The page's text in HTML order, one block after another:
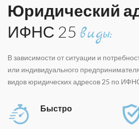
Юридический
ИФНС 25 виды:
В зависимости от ситуации и
или индивидуального
видов юридических адресов 25 по
Быстро